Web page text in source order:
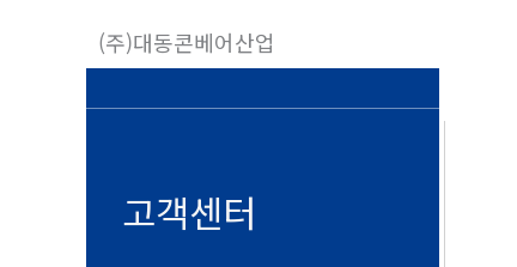
(주)대동콘베어산업
고객센터